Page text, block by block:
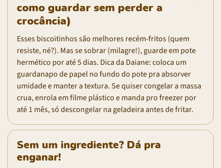
como guardar sem perder a
crocância)
Esses biscoitinhos são melhores recém-fritos (quem
resiste, né?). Mas se sobrar (milagre!), guarde em pote
hermético por até 5 dias. Dica da Daiane: coloca um
guardanapo de papel no fundo do pote pra absorver
umidade e manter a textura. Se quiser congelar a massa
crua, enrola em filme plástico e manda pro freezer por
até 1 mês, só descongelar na geladeira antes de fritar.
Sem um ingrediente? Dá pra
enganar!